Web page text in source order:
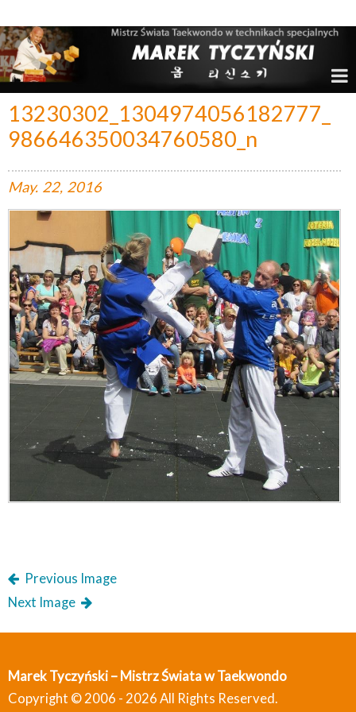
13230302_1304974056182777_
986646350034760580_n
May. 22, 2016
Previous Image
Next Image
Marek Tyczyński – Mistrz Świata w Taekwondo
Copyright © 2006 - 2026 All Rights Reserved.